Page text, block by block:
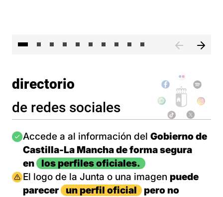
directorio
de redes sociales
Imagen
Accede a al información del Gobierno de
Castilla-La Mancha de forma segura
en
los perfiles oficiales.
Imagen
El logo de la Junta o una imagen puede
parecer
un perfil oficial
pero no